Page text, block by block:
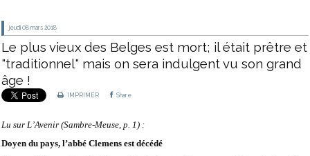
jeudi 08 mars 2018
Le plus vieux des Belges est mort; il était prêtre et
"traditionnel" mais on sera indulgent vu son grand
âge !
IMPRIMER Share
Lu sur L’Avenir (Sambre-Meuse, p. 1) :
Doyen du pays, l’abbé Clemens est décédé